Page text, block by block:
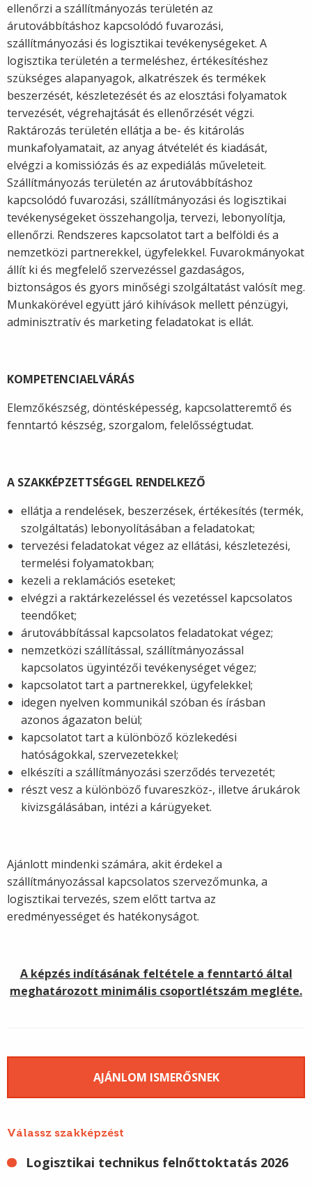
ellenőrzi a szállítmányozás területén az
árutovábbításhoz kapcsolódó fuvarozási,
szállítmányozási és logisztikai tevékenységeket. A
logisztika területén a termeléshez, értékesítéshez
szükséges alapanyagok, alkatrészek és termékek
beszerzését, készletezését és az elosztási folyamatok
tervezését, végrehajtását és ellenőrzését végzi.
Raktározás területén ellátja a be- és kitárolás
munkafolyamatait, az anyag átvételét és kiadását,
elvégzi a komissiózás és az expediálás műveleteit.
Szállítmányozás területén az árutovábbításhoz
kapcsolódó fuvarozási, szállítmányozási és logisztikai
tevékenységeket összehangolja, tervezi, lebonyolítja,
ellenőrzi. Rendszeres kapcsolatot tart a belföldi és a
nemzetközi partnerekkel, ügyfelekkel. Fuvarokmányokat
állít ki és megfelelő szervezéssel gazdaságos,
biztonságos és gyors minőségi szolgáltatást valósít meg.
Munkakörével együtt járó kihívások mellett pénzügyi,
adminisztratív és marketing feladatokat is ellát.
KOMPETENCIAELVÁRÁS
Elemzőkészség, döntésképesség, kapcsolatteremtő és
fenntartó készség, szorgalom, felelősségtudat.
A SZAKKÉPZETTSÉGGEL RENDELKEZŐ
ellátja a rendelések, beszerzések, értékesítés (termék,
szolgáltatás) lebonyolításában a feladatokat;
tervezési feladatokat végez az ellátási, készletezési,
termelési folyamatokban;
kezeli a reklamációs eseteket;
elvégzi a raktárkezeléssel és vezetéssel kapcsolatos
teendőket;
árutovábbítással kapcsolatos feladatokat végez;
nemzetközi szállítással, szállítmányozással
kapcsolatos ügyintézői tevékenységet végez;
kapcsolatot tart a partnerekkel, ügyfelekkel;
idegen nyelven kommunikál szóban és írásban
azonos ágazaton belül;
kapcsolatot tart a különböző közlekedési
hatóságokkal, szervezetekkel;
elkészíti a szállítmányozási szerződés tervezetét;
részt vesz a különböző fuvareszköz-, illetve árukárok
kivizsgálásában, intézi a kárügyeket.
Ajánlott mindenki számára, akit érdekel a
szállítmányozással kapcsolatos szervezőmunka, a
logisztikai tervezés, szem előtt tartva az
eredményességet és hatékonyságot.
A képzés indításának feltétele a fenntartó által
meghatározott minimális csoportlétszám megléte.
AJÁNLOM ISMERŐSNEK
Válassz szakképzést
Logisztikai technikus felnőttoktatás 2026